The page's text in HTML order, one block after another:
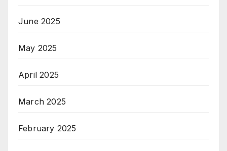
June 2025
May 2025
April 2025
March 2025
February 2025